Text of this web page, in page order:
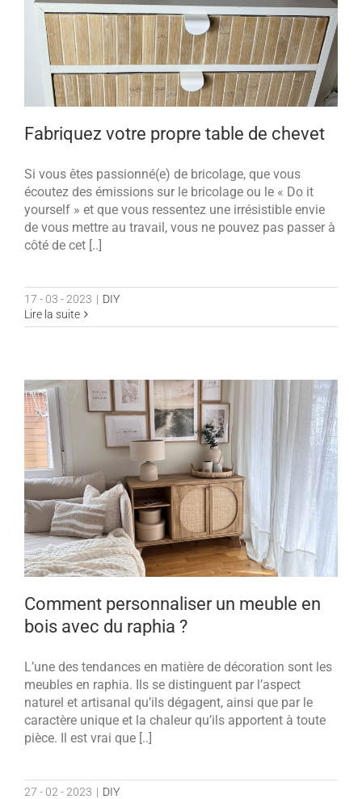
Fabriquez votre propre table de chevet
Si vous êtes passionné(e) de bricolage, que vous
écoutez des émissions sur le bricolage ou le « Do it
yourself » et que vous ressentez une irrésistible envie
de vous mettre au travail, vous ne pouvez pas passer à
côté de cet [..]
17 - 03 - 2023 | DIY
Lire la suite
Comment personnaliser un meuble en
bois avec du raphia ?
L’une des tendances en matière de décoration sont les
meubles en raphia. Ils se distinguent par l’aspect
naturel et artisanal qu’ils dégagent, ainsi que par le
caractère unique et la chaleur qu’ils apportent à toute
pièce. Il est vrai que [..]
27 - 02 - 2023 | DIY